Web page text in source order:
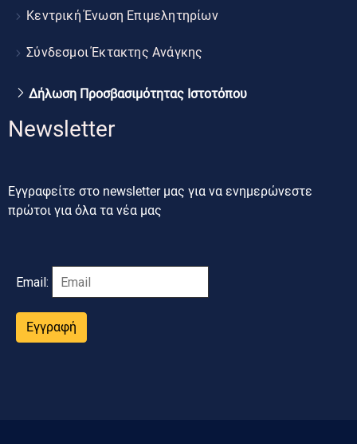
Κεντρική Ένωση Επιμελητηρίων
Σύνδεσμοι Έκτακτης Ανάγκης
Δήλωση Προσβασιμότητας Ιστοτόπου
Newsletter
Εγγραφείτε στο newsletter μας για να ενημερώνεστε
πρώτοι για όλα τα νέα μας
Email:
Εγγραφή